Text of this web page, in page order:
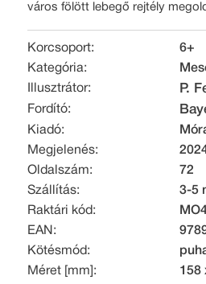
város fölött lebegő rejtély
Korcsoport:
6+
Kategória:
Illusztrátor:
P.
Fordító:
Kiadó:
Megjelenés:
Oldalszám:
72
Szállítás:
3-5
Raktári kód:
EAN:
Kötésmód:
Méret [mm]:
158